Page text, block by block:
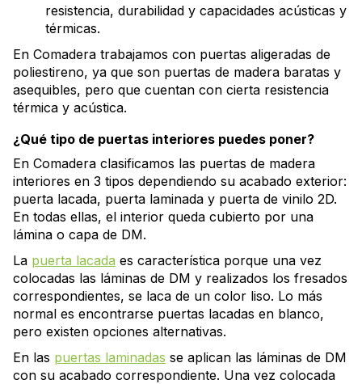
resistencia, durabilidad y capacidades acústicas y
térmicas.
En Comadera trabajamos con puertas aligeradas de
poliestireno, ya que son puertas de madera baratas y
asequibles, pero que cuentan con cierta resistencia
térmica y acústica.
¿Qué tipo de puertas interiores puedes poner?
En Comadera clasificamos las puertas de madera
interiores en 3 tipos dependiendo su acabado exterior:
puerta lacada, puerta laminada y puerta de vinilo 2D.
En todas ellas, el interior queda cubierto por una
lámina o capa de DM.
La puerta lacada es característica porque una vez
colocadas las láminas de DM y realizados los fresados
correspondientes, se laca de un color liso. Lo más
normal es encontrarse puertas lacadas en blanco,
pero existen opciones alternativas.
En las puertas laminadas se aplican las láminas de DM
con su acabado correspondiente. Una vez colocada